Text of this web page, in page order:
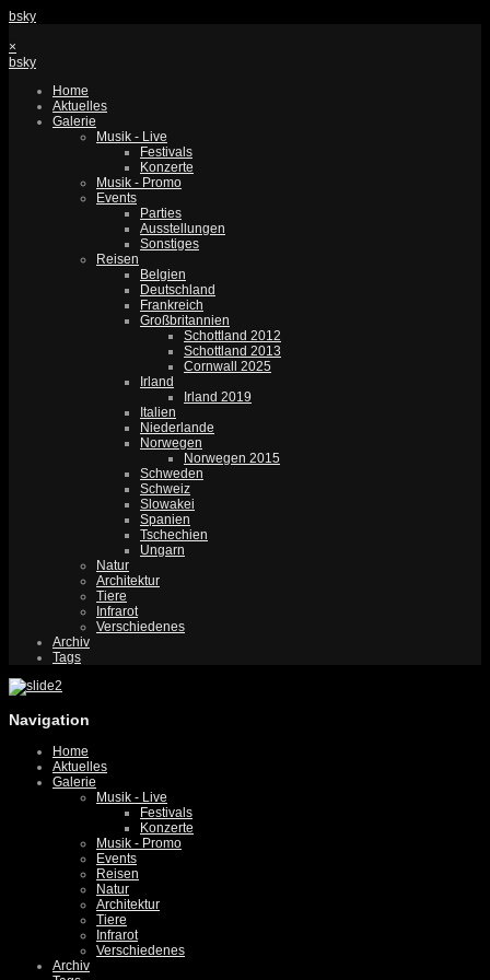
bsky
×
bsky
Home
Aktuelles
Galerie
Musik - Live
Festivals
Konzerte
Musik - Promo
Events
Parties
Ausstellungen
Sonstiges
Reisen
Belgien
Deutschland
Frankreich
Großbritannien
Schottland 2012
Schottland 2013
Cornwall 2025
Irland
Irland 2019
Italien
Niederlande
Norwegen
Norwegen 2015
Schweden
Schweiz
Slowakei
Spanien
Tschechien
Ungarn
Natur
Architektur
Tiere
Infrarot
Verschiedenes
Archiv
Tags
Navigation
Home
Aktuelles
Galerie
Musik - Live
Festivals
Konzerte
Musik - Promo
Events
Reisen
Natur
Architektur
Tiere
Infrarot
Verschiedenes
Archiv